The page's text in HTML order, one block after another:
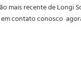
mais recente de Longi
contato conosco